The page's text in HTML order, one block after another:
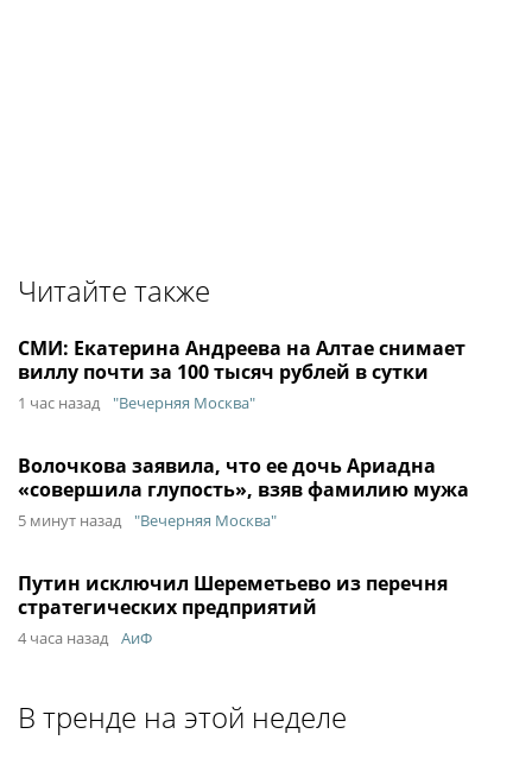
Читайте также
СМИ: Екатерина Андреева на Алтае снимает
виллу почти за 100 тысяч рублей в сутки
1 час назад "Вечерняя Москва"
Волочкова заявила, что ее дочь Ариадна
«совершила глупость», взяв фамилию мужа
5 минут назад "Вечерняя Москва"
Путин исключил Шереметьево из перечня
стратегических предприятий
4 часа назад АиФ
В тренде на этой неделе